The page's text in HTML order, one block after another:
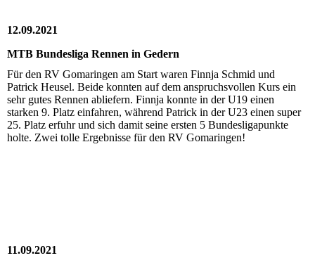
12.09.2021
MTB Bundesliga Rennen in Gedern
Für den RV Gomaringen am Start waren Finnja Schmid und
Patrick Heusel. Beide konnten auf dem anspruchsvollen Kurs ein
sehr gutes Rennen abliefern. Finnja konnte in der U19 einen
starken 9. Platz einfahren, während Patrick in der U23 einen super
25. Platz erfuhr und sich damit seine ersten 5 Bundesligapunkte
holte. Zwei tolle Ergebnisse für den RV Gomaringen!
11.09.2021